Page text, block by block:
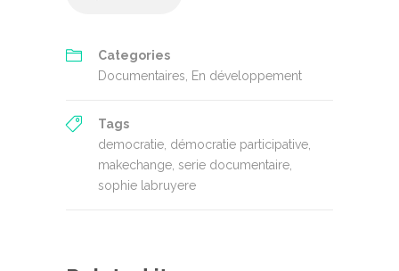
Categories
Documentaires
En développement
Tags
democratie démocratie participative
makechange serie documentaire
sophie labruyere